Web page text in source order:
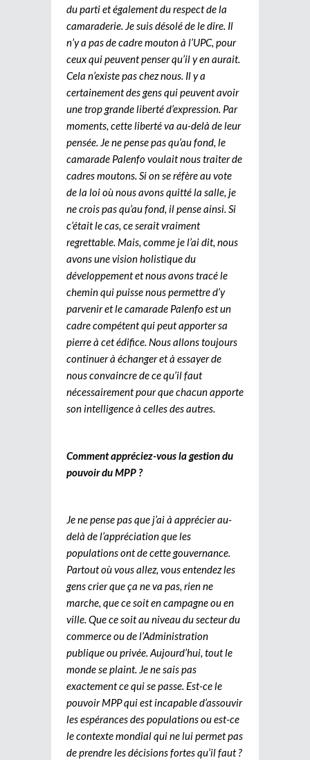
du parti et également du respect de la
camaraderie. Je suis désolé de le dire. Il
n’y a pas de cadre mouton à l’UPC, pour
ceux qui peuvent penser qu’il y en aurait.
Cela n’existe pas chez nous. Il y a
certainement des gens qui peuvent avoir
une trop grande liberté d’expression. Par
moments, cette liberté va au-delà de leur
pensée. Je ne pense pas qu’au fond, le
camarade Palenfo voulait nous traiter de
cadres moutons. Si on se réfère au vote
de la loi où nous avons quitté la salle, je
ne crois pas qu’au fond, il pense ainsi. Si
c’était le cas, ce serait vraiment
regrettable. Mais, comme je l’ai dit, nous
avons une vision holistique du
développement et nous avons tracé le
chemin qui puisse nous permettre d’y
parvenir et le camarade Palenfo est un
cadre compétent qui peut apporter sa
pierre à cet édifice. Nous allons toujours
continuer à échanger et à essayer de
nous convaincre de ce qu’il faut
nécessairement pour que chacun apporte
son intelligence à celles des autres.
Comment appréciez-vous la gestion du
pouvoir du MPP ?
Je ne pense pas que j’ai à apprécier au-
delà de l’appréciation que les
populations ont de cette gouvernance.
Partout où vous allez, vous entendez les
gens crier que ça ne va pas, rien ne
marche, que ce soit en campagne ou en
ville. Que ce soit au niveau du secteur du
commerce ou de l’Administration
publique ou privée. Aujourd’hui, tout le
monde se plaint. Je ne sais pas
exactement ce qui se passe. Est-ce le
pouvoir MPP qui est incapable d’assouvir
les espérances des populations ou est-ce
le contexte mondial qui ne lui permet pas
de prendre les décisions fortes qu’il faut ?